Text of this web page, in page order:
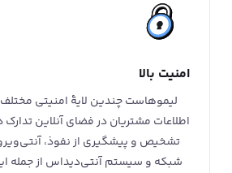
امنیت بالا
لیموهاست چندین لایۀ امنیتی مختلف
اطلاعات مشتریان در فضای آنلاین
تشخیص و پیشگیری از نفوذ،
شبکه و سیستم آنتی‌دیداس از جمله